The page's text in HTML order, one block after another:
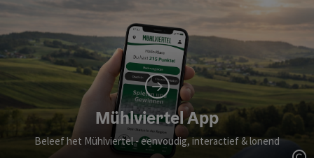
Mühlviertel App
Beleef het Mühlviertel - eenvoudig, interactief & lonend